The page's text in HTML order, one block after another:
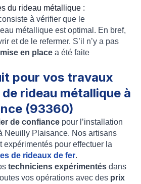
du rideau métallique :
à vérifier que le
métallique est optimal. En bref,
et de le refermer. S’il n’y a pas
mise en place a été faite
pour vos travaux
rideau métallique à
(93360)
de confiance pour l’installation
Neuilly Plaisance. Nos artisans
expérimentés pour effectuer la
de rideaux de fer.
techniciens expérimentés dans
vos opérations avec des prix